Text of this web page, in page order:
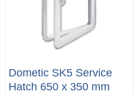
Dometic SK5 Service
Hatch 650 x 350 mm